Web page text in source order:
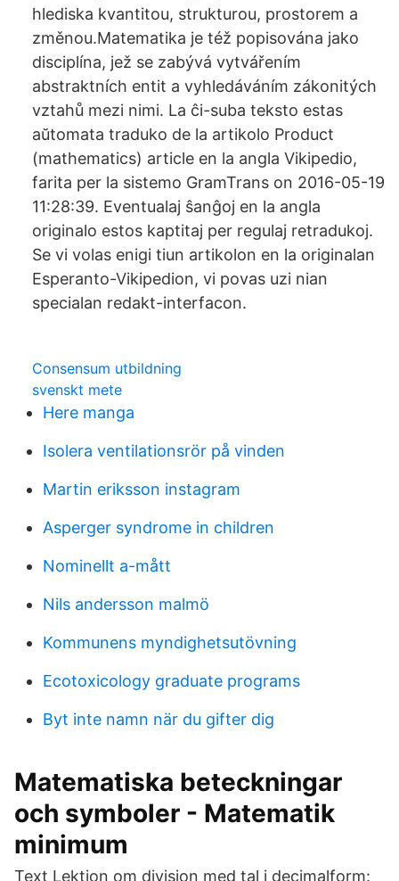
hlediska kvantitou, strukturou, prostorem a
změnou.Matematika je též popisována jako
disciplína, jež se zabývá vytvářením
abstraktních entit a vyhledáváním zákonitých
vztahů mezi nimi. La ĉi-suba teksto estas
aŭtomata traduko de la artikolo Product
(mathematics) article en la angla Vikipedio,
farita per la sistemo GramTrans on 2016-05-19
11:28:39. Eventualaj ŝanĝoj en la angla
originalo estos kaptitaj per regulaj retradukoj.
Se vi volas enigi tiun artikolon en la originalan
Esperanto-Vikipedion, vi povas uzi nian
specialan redakt-interfacon.
Consensum utbildning
svenskt mete
Here manga
Isolera ventilationsrör på vinden
Martin eriksson instagram
Asperger syndrome in children
Nominellt a-mått
Nils andersson malmö
Kommunens myndighetsutövning
Ecotoxicology graduate programs
Byt inte namn när du gifter dig
Matematiska beteckningar
och symboler - Matematik
minimum
Text Lektion om division med tal i decimalform: